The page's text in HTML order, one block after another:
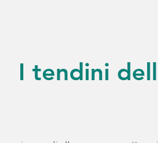
I tendini